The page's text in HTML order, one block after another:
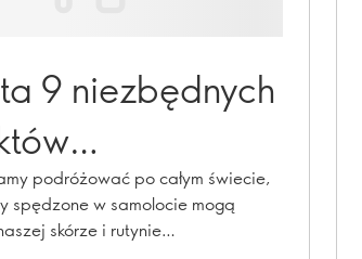
9 niezbędnych
do
w
podróżować po całym świecie,
spędzone w samolocie mogą
skórze i rutynie